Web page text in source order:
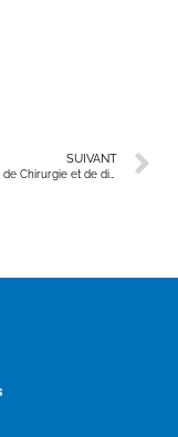
SUIVANT
25ème Cours de Chirurgie et de dissection ORL et Chrirugie Plastique de Montpellier